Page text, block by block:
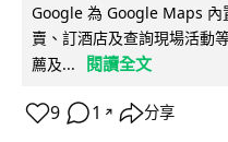
Google 為 Google Maps
賣、訂酒店及查詢現場活動
薦及...
閱讀全文
9 1 ↗ 分享